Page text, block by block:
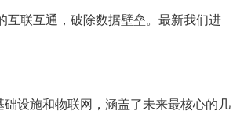
联互通，破除数据壁垒。最新我们进
设施和物联网，涵盖了未来最核心的几